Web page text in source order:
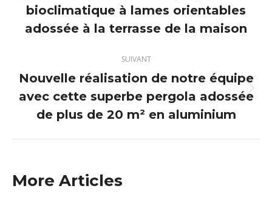
précédent
:
bioclimatique à lames orientables
adossée à la terrasse de la maison
SUIVANT
Article
suivant
Nouvelle réalisation de notre équipe
avec cette superbe pergola adossée
de plus de 20 m² en aluminium
More Articles